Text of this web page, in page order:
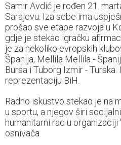
Samir Avdić je rođen 21.
Sarajevu. Iza sebe ima
prošao sve etape razvoja u
gdje je stekao igračku
je za nekoliko evropskih
Španija, Mellila Mellila -
Bursa i Tuborg Izmir - Turska.
reprezentaciju BiH.
Radno iskustvo stekao je na
u sportu, a njegov širi
humanitarni rad u organizaciji
osnivača.